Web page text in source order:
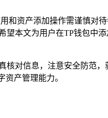
和资产添加操作需谨慎对
本文为用户在TP钱包中
对信息，注意安全防范
产管理能力。